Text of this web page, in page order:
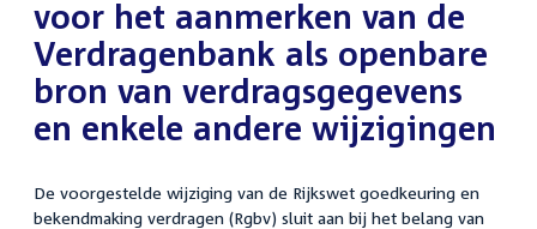
voor het aanmerken van de
Verdragenbank als openbare
bron van verdragsgegevens
en enkele andere wijzigingen
De voorgestelde wijziging van de Rijkswet goedkeuring en
bekendmaking verdragen (Rgbv) sluit aan bij het belang van